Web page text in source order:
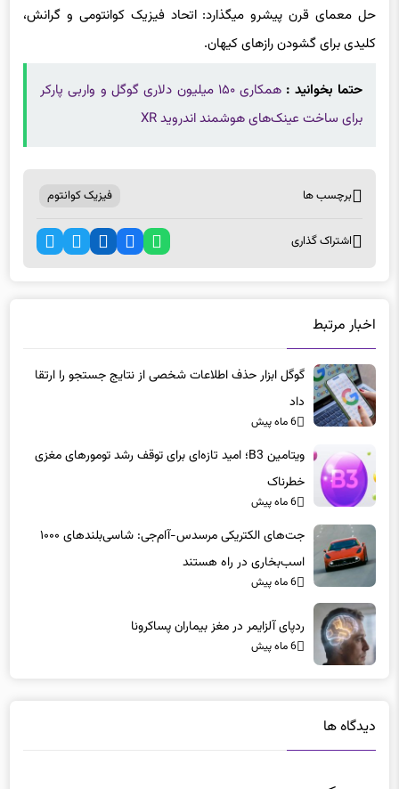
کلیدی برای گشودن رازهای کیهان.
برای ساخت عینک‌های هوشمند اندروید XR
گوگل ابزار حذف اطلاعات شخصی از نتایج جستجو را ارتقا
داد
6 ماه پیش
خطرناک
6 ماه پیش
اسب‌بخاری در راه هستند
6 ماه پیش